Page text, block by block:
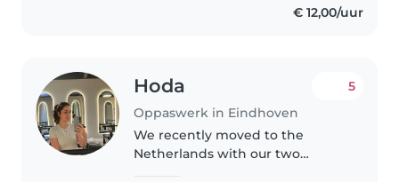
€ 12,00/uur
Hoda
Oppaswerk in Eindhoven
5
We recently moved to the
Netherlands with our two